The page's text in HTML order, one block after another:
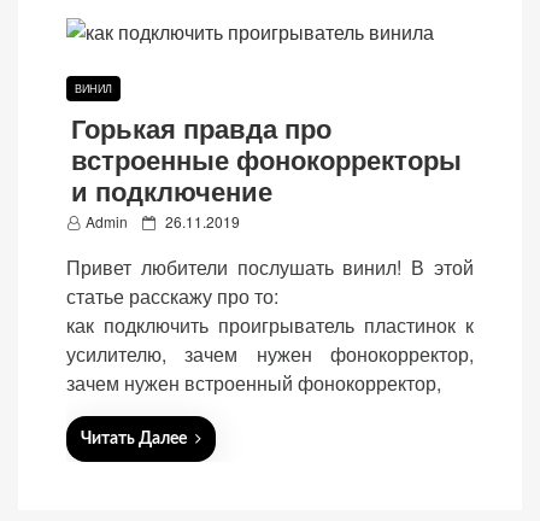
ВИНИЛ
Горькая правда про
встроенные фонокорректоры
и подключение
Admin
P
s
t
e
d
o
n
26.11.2019
Привет любители послушать винил! В этой
статье расскажу про то:
как подключить проигрыватель пластинок к
усилителю, зачем нужен фонокорректор,
зачем нужен встроенный фонокорректор,
Читать Далее
корзину,
авторизацию. Они
функционирования
веб-сайта.
Функциональные
нормальную
работу сайта. Если
вы откажетесь от
использования
этих файлов
функции веб-сайта
исчезнут.